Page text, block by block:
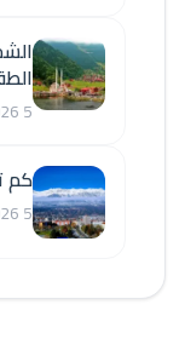
الطقس
5 August 2026
كم
5 August 2026